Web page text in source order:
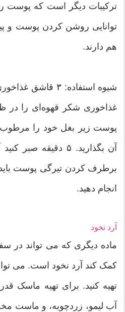
ترکیبات دیگر است که پوست
توانایی روشن کردن پوست و
هم دارند.
غذاخوری شکر قهوه‌ای را در
پوست زیر بغل خود را
آن بگذارید. ۵ دقیقه
انجام دهید.
آرد نخود
ماده دیگری که می تواند در
کمک کند آرد نخود است. می
تهیه کنید. برای تهیه ماسک
آب لیمو، زردچوبه، و ماست